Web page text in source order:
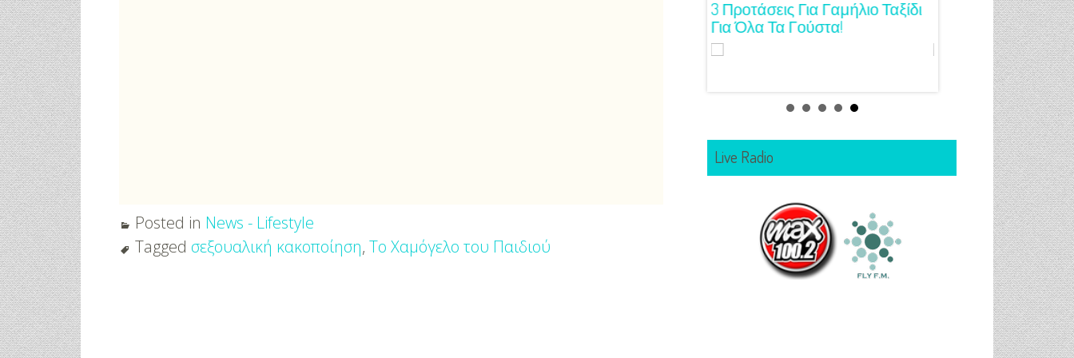
Posted in News - Lifestyle
Tagged σεξουαλική κακοποίηση,Το Χαμόγελο του Παιδιού
Γάμος Πάνος Μουζουράκη &
Μαριλού Κόζαρη - Έρχεται
Υπερπαραγωγή Στην Αίγινα
3 Προτάσεις Για Γαμήλιο Ταξίδι
Για Όλα Τα Γούστα!
Πρωτότυπες Ιδέες
Μανικιούρ!
Live Radio